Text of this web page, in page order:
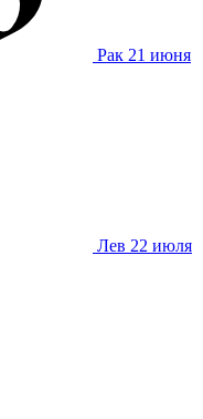
Рак 21 июня
Лев 22 июля